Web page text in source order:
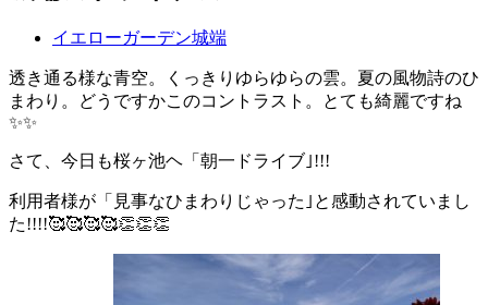
イエローガーデン城端
透き通る様な青空。くっきりゆらゆらの雲。夏の風物詩のひ
まわり。どうですかこのコントラスト。とても綺麗ですね
✨✨
さて、今日も桜ヶ池ヘ「朝一ドライブ｣!!!
利用者様が「見事なひまわりじゃった｣と感動されていまし
た!!!!🥰🥰🥰🥰👏👏👏